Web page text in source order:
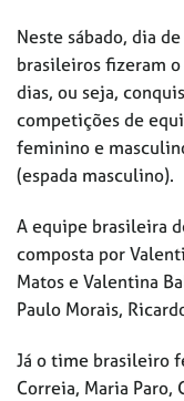
Neste sábado, dia
brasileiros fizeram
dias, ou seja,
competições de
feminino e
(espada masculino).
A equipe brasileira
composta por
Matos e Valentina
Paulo Morais,
Já o time brasileiro
Correia, Maria Paro,